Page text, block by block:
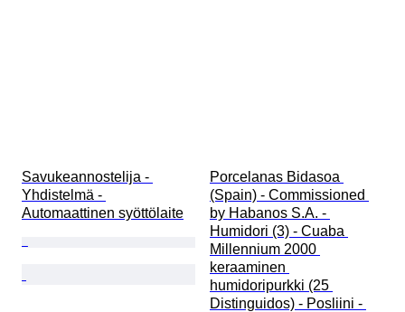
Savukeannostelija -
Yhdistelmä -
Automaattinen syöttölaite
Porcelanas Bidasoa
(Spain) - Commissioned
by Habanos S.A. -
Humidori (3) - Cuaba
Millennium 2000
keraaminen
humidoripurkki (25
Distinguidos) - Posliini -